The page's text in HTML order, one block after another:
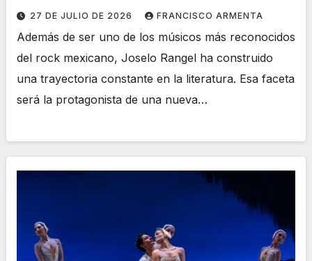
27 DE JULIO DE 2026 FRANCISCO ARMENTA
Además de ser uno de los músicos más reconocidos
del rock mexicano, Joselo Rangel ha construido
una trayectoria constante en la literatura. Esa faceta
será la protagonista de una nueva…